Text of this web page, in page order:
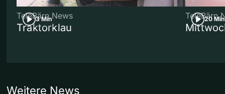
3 Min
TeleBärn News
Traktorklau
20 Min
TeleBärn
Weitere News